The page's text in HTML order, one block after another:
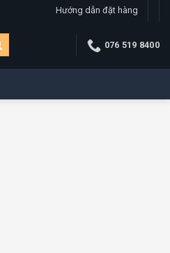
Hướng dẫn đặt hàng
076 519 8400